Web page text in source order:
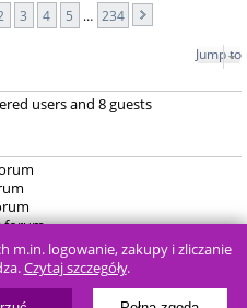
3 4 5 … 234
Jump to
users and 8 guests
forum
m.in. logowanie, zakupy i zliczanie
Czytaj szczegóły.